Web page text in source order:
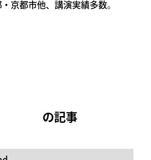
京都市他、講演実績多数。
の記事